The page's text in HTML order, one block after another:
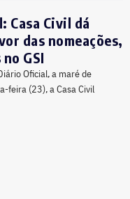
Casa Civil dá
das nomeações,
GSI
Oficial, a maré de
feira (23), a Casa Civil